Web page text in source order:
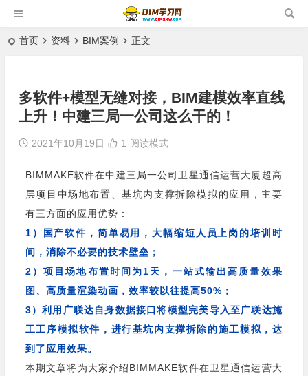
首页 资料 BIM案例 正文
多软件+模型无缝对接，BIM建模效率直线
上升！中建三局一公司这么干的！
2021年10月19日 1 阅读模式
BIMMAKE软件在中建三局一公司卫星通信运营大厦超高
层项目中场地布置、基坑内支撑拆除模拟的应用，主要
有三方面的应用优势：
1）国产软件，简单易用，大幅缩短人员上岗的培训时
间，消除不必要的技术壁垒；
2）项目场地布置时间为1天，一站式输出高质量效果
图、高质量渲染动画，效率较以往提高50%；
3）利用广联达自身数据接口将模型完美导入至广联达施
工工序模拟软件，进行基坑内支撑拆除的施工模拟，达
到了应用效果。
本期文章将为大家介绍BIMMAKE软件在卫星通信运营大